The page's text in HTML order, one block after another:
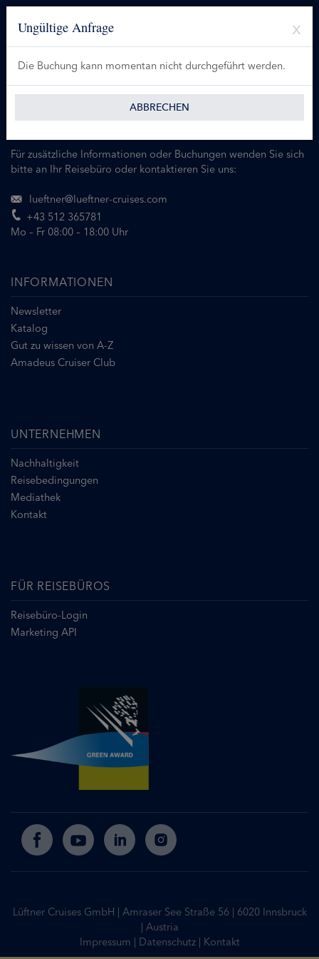
Ungültige Anfrage
Die Buchung kann momentan nicht durchgeführt werden.
ABBRECHEN
Für zusätzliche Informationen oder Buchungen wenden Sie sich
bitte an Ihr Reisebüro oder kontaktieren Sie uns:
lueftner@lueftner-cruises.com
+43 512 365781
Mo – Fr 08:00 – 18:00 Uhr
INFORMATIONEN
Newsletter
Katalog
Gut zu wissen von A-Z
Amadeus Cruiser Club
UNTERNEHMEN
Nachhaltigkeit
Reisebedingungen
Mediathek
Kontakt
FÜR REISEBÜROS
Reisebüro-Login
Marketing API
Lüftner Cruises GmbH | Amraser See Straße 56 | 6020 Innsbruck
| Austria
Impressum | Datenschutz | Kontakt